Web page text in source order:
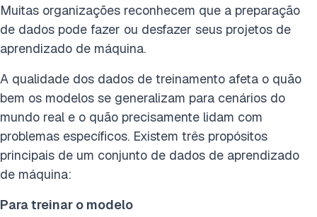
Muitas organizações reconhecem que a preparação
de dados pode fazer ou desfazer seus projetos de
aprendizado de máquina.
A qualidade dos dados de treinamento afeta o quão
bem os modelos se generalizam para cenários do
mundo real e o quão precisamente lidam com
problemas específicos. Existem três propósitos
principais de um conjunto de dados de aprendizado
de máquina:
Para treinar o modelo